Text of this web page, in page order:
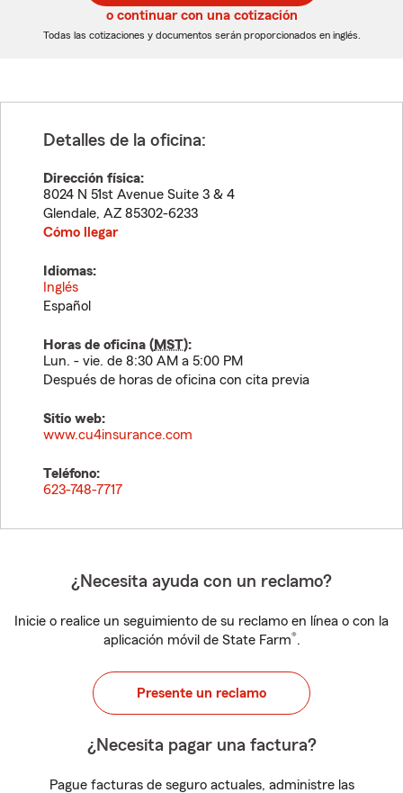
5
dígitos
5
dígitos
o continuar con una cotización
Todas las cotizaciones y documentos serán proporcionados en inglés.
Detalles de la oficina:
Dirección física:
8024 N 51st Avenue Suite 3 & 4
Glendale, AZ 85302-6233
Cómo llegar
Idiomas:
Inglés
Español
Horas de oficina (MST):
Lun. - vie. de 8:30 AM a 5:00 PM
Después de horas de oficina con cita previa
Sitio web:
www.cu4insurance.com
Teléfono:
623-748-7717
¿Necesita ayuda con un reclamo?
Inicie o realice un seguimiento de su reclamo en línea o con la
aplicación móvil de State Farm®.
Presente un reclamo
¿Necesita pagar una factura?
Pague facturas de seguro actuales, administre las